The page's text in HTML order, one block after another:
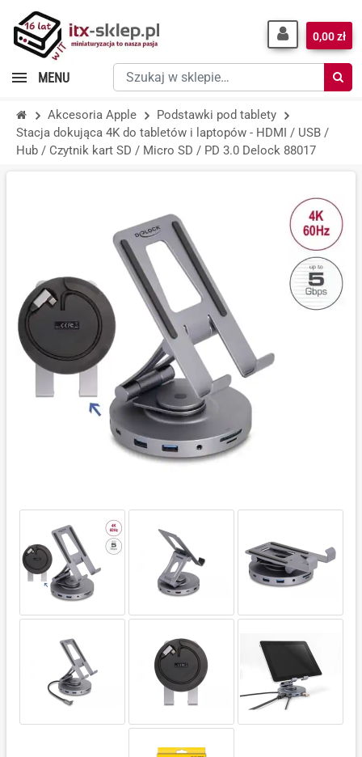
Szukaj
w
sklepie…
0,00 zł
MENU
Akcesoria Apple
Podstawki pod tablety
Stacja dokująca 4K do tabletów i laptopów - HDMI / USB /
Hub / Czytnik kart SD / Micro SD / PD 3.0 Delock 88017